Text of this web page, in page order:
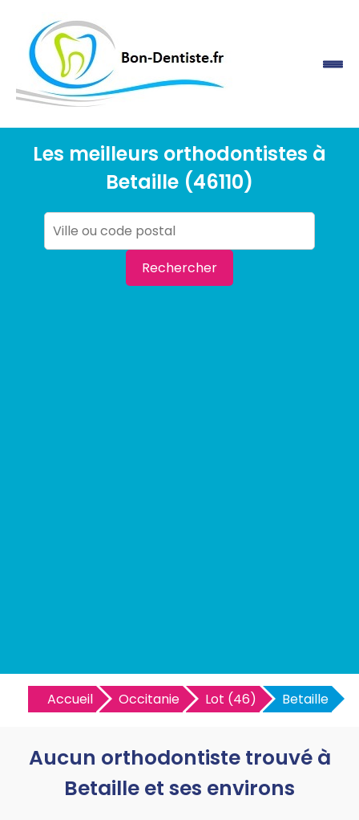
Les meilleurs orthodontistes à
Betaille (46110)
Rechercher
Accueil Occitanie Lot (46) Betaille
Aucun orthodontiste trouvé à
Betaille et ses environs